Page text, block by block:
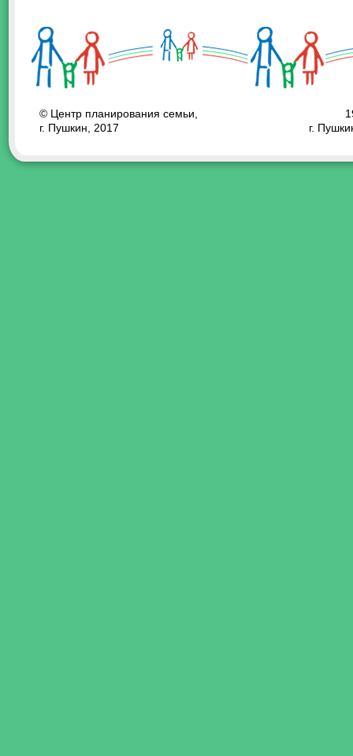
© Центр планирования семьи,
г. Пушкин, 2017
г.